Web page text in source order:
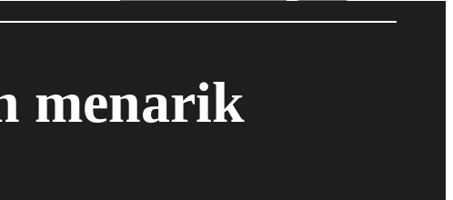
menarik